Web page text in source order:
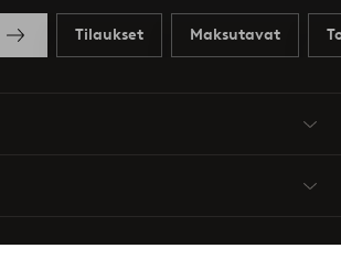
Tilaukset Maksutavat